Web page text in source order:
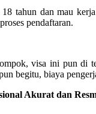
tahun dan mau
pendaftaran.
visa ini pun di
begitu, biaya
Akurat dan